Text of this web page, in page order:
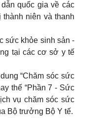
quốc gia về các
niên và thanh
sức khỏe sinh sản -
tại các cơ sở y tế
“Chăm sóc sức
thế “Phần 7 - Sức
vụ chăm sóc sức
Bộ trưởng Bộ Y tế.